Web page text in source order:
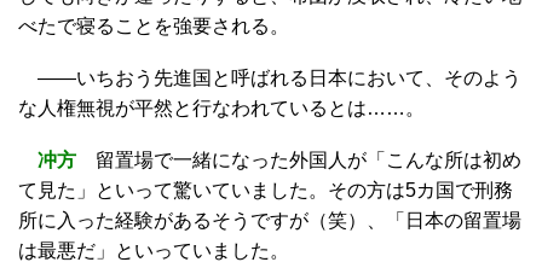
べたで寝ることを強要される。
――いちおう先進国と呼ばれる日本において、そのよう
な人権無視が平然と行なわれているとは……。
冲方 留置場で一緒になった外国人が「こんな所は初め
て見た」といって驚いていました。その方は5カ国で刑務
所に入った経験があるそうですが（笑）、「日本の留置場
は最悪だ」といっていました。